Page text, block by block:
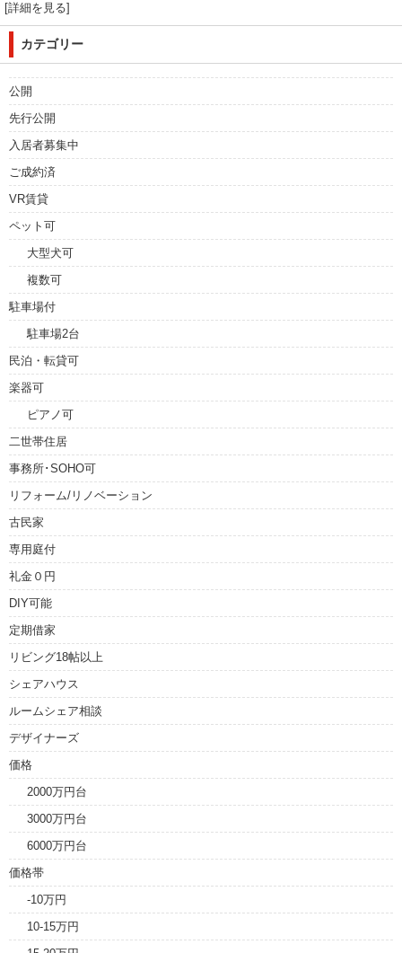
[詳細を見る]
カテゴリー
公開
先行公開
入居者募集中
ご成約済
VR賃貸
ペット可
大型犬可
複数可
駐車場付
駐車場2台
民泊・転貸可
楽器可
ピアノ可
二世帯住居
事務所･SOHO可
リフォーム/リノベーション
古民家
専用庭付
礼金０円
DIY可能
定期借家
リビング18帖以上
シェアハウス
ルームシェア相談
デザイナーズ
価格
2000万円台
3000万円台
6000万円台
価格帯
-10万円
10-15万円